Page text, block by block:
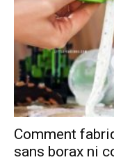
Comment
sans borax ni